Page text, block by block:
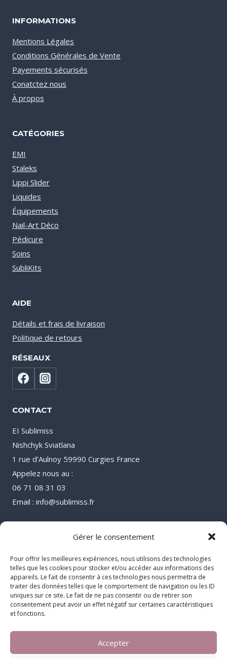
Gérer le consentement
Pour offrir les meilleures expériences, nous utilisons des technologies
telles que les cookies pour stocker et/ou accéder aux informations des
appareils. Le fait de consentir à ces technologies nous permettra de
traiter des données telles que le comportement de navigation ou les ID
uniques sur ce site. Le fait de ne pas consentir ou de retirer son
consentement peut avoir un effet négatif sur certaines caractéristiques
et fonctions.
Accepter
INFORMATIONS
Mentions Légales
Conditions Générales de Vente
Payements sécurisés
Conatctez nous
À propos
CATÉGORIES
EMI
Staleks
Lippi Slider
Liquides
Équipements
Nail-Art Déco
Pédicure
Soins
SubliKits
AIDE
Détails et frais de livraison
Politique de retours
RÉSEAUX
CONTACT
EI Sublimiss
Nishchyk Sviatlana
1 rue d’Aulnoy 59990 Curgies France
Appelez nous au :
06 71 08 31 03
Email : info@sublimiss.fr